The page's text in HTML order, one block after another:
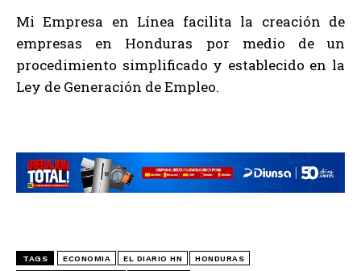
Mi Empresa en Línea facilita la creación de
empresas en Honduras por medio de un
procedimiento simplificado y establecido en la
Ley de Generación de Empleo.
TAGS ECONOMIA EL DIARIO HN HONDURAS